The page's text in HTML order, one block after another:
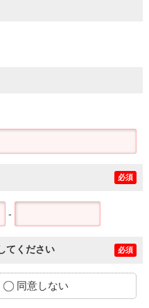
必須
-
てください 必須
同意しない